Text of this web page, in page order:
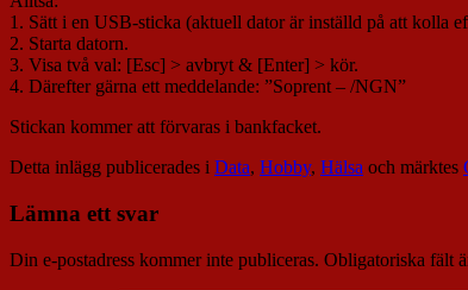
1. Sätt i en USB-sticka (aktuell dator är inställd på att kolla
2. Starta datorn.
3. Visa två val: [Esc] > avbryt & [Enter] > kör.
4. Därefter gärna ett meddelande: ”Soprent – /NGN”
Stickan kommer att förvaras i bankfacket.
Detta inlägg publicerades i Data, Hobby, Hälsa och märktes
Lämna ett svar
Din e-postadress kommer inte publiceras. Obligatoriska fält